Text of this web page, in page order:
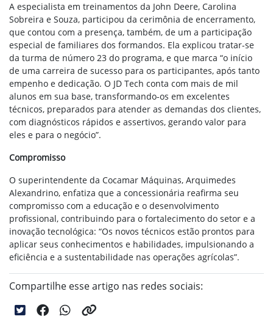
A especialista em treinamentos da John Deere, Carolina
Sobreira e Souza, participou da cerimônia de encerramento,
que contou com a presença, também, de um a participação
especial de familiares dos formandos. Ela explicou tratar-se
da turma de número 23 do programa, e que marca “o início
de uma carreira de sucesso para os participantes, após tanto
empenho e dedicação. O JD Tech conta com mais de mil
alunos em sua base, transformando-os em excelentes
técnicos, preparados para atender as demandas dos clientes,
com diagnósticos rápidos e assertivos, gerando valor para
eles e para o negócio”.
Compromisso
O superintendente da Cocamar Máquinas, Arquimedes
Alexandrino, enfatiza que a concessionária reafirma seu
compromisso com a educação e o desenvolvimento
profissional, contribuindo para o fortalecimento do setor e a
inovação tecnológica: “Os novos técnicos estão prontos para
aplicar seus conhecimentos e habilidades, impulsionando a
eficiência e a sustentabilidade nas operações agrícolas”.
Compartilhe esse artigo nas redes sociais: